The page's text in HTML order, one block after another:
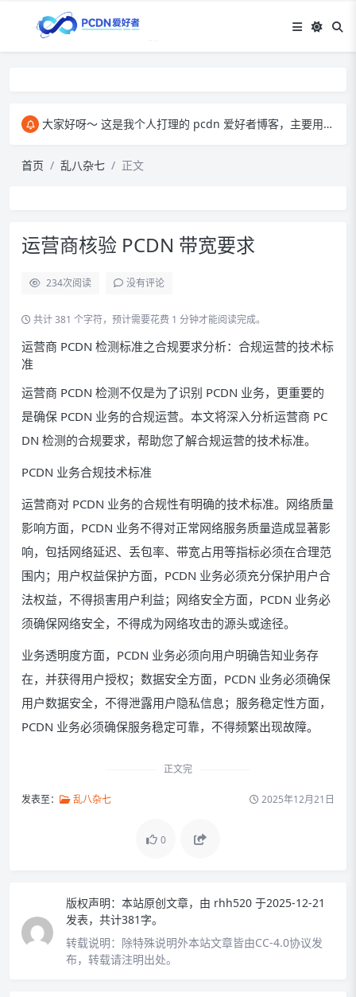
大家好呀～ 这是我个人打理的 pcdn 爱好者博客，主要用来和大家交流 pcdn 相关的心得。​ 在这里，我会分享自己玩 pcdn 的经验、实用技巧，也会放一些收集到的资源。大家有啥想法、问题都能来这儿聊，一起琢磨怎么把 pcdn 玩得更顺～
首页 乱八杂七 正文
运营商核验 PCDN 带宽要求
234次阅读 没有评论
共计 381 个字符，预计需要花费 1 分钟才能阅读完成。
运营商 PCDN 检测标准之合规要求分析：合规运营的技术标
准
运营商 PCDN 检测不仅是为了识别 PCDN 业务，更重要的
是确保 PCDN 业务的合规运营。本文将深入分析运营商 PC
DN 检测的合规要求，帮助您了解合规运营的技术标准。
PCDN 业务合规技术标准
运营商对 PCDN 业务的合规性有明确的技术标准。网络质量
影响方面，PCDN 业务不得对正常网络服务质量造成显著影
响，包括网络延迟、丢包率、带宽占用等指标必须在合理范
围内；用户权益保护方面，PCDN 业务必须充分保护用户合
法权益，不得损害用户利益；网络安全方面，PCDN 业务必
须确保网络安全，不得成为网络攻击的源头或途径。
业务透明度方面，PCDN 业务必须向用户明确告知业务存
在，并获得用户授权；数据安全方面，PCDN 业务必须确保
用户数据安全，不得泄露用户隐私信息；服务稳定性方面，
PCDN 业务必须确保服务稳定可靠，不得频繁出现故障。
正文完
发表至： 乱八杂七 2025年12月21日
0
版权声明： 本站原创文章，由 rhh520 于2025-12-21
发表，共计381字。
转载说明： 除特殊说明外本站文章皆由CC-4.0协议发
布，转载请注明出处。